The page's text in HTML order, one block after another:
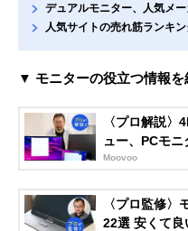
デュアルモニター、人気メ
人気サイトの売れ筋ランキ
▼ モニターの役立つ情報を
〈プロ解説〉
ュー、PCモ
Moovoo
〈プロ監修〉
22選 安くて良